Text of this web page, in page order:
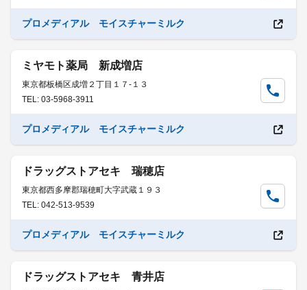
プロメディアル モイスチャーミルク
ミヤモト薬局 新成増店
東京都板橋区成増２丁目１７-１３
TEL: 03-5968-3911
プロメディアル モイスチャーミルク
ドラッグストアセキ 瑞穂店
東京都西多摩郡瑞穂町大字武蔵１９３
TEL: 042-513-9539
プロメディアル モイスチャーミルク
ドラッグストアセキ 青井店